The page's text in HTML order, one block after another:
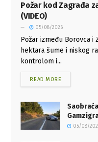
Požar kod Zagrađa
(VIDEO)
05/08/2026
Požar između Borovca i
hektara šume i niskog
kontrolom i...
READ MORE
05/08/